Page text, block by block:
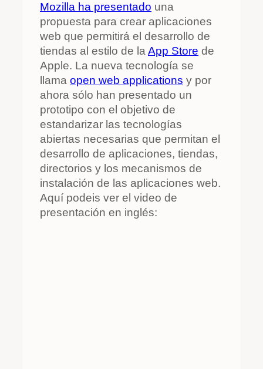
Mozilla ha presentado una
propuesta para crear aplicaciones
web que permitirá el desarrollo de
tiendas al estilo de laApp Store de
Apple. La nueva tecnología se
llama open web applications y por
ahora sólo han presentado un
prototipo con el objetivo de
estandarizar las tecnologías
abiertas necesarias que permitan el
desarrollo de aplicaciones, tiendas,
directorios y los mecanismos de
instalación de las aplicaciones web.
Aquí podeis ver el video de
presentación en inglés: